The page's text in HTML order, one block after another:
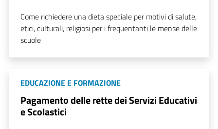
Come richiedere una dieta speciale per motivi di salute,
etici, culturali, religiosi per i frequentanti le mense delle
scuole
EDUCAZIONE E FORMAZIONE
Pagamento delle rette dei Servizi Educativi
e Scolastici